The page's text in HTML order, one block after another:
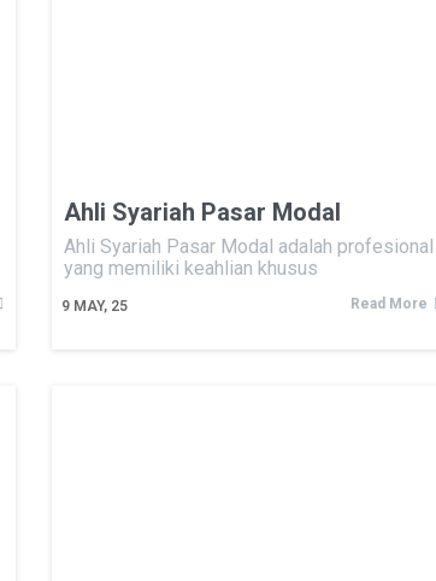
Ahli Syariah Pasar Modal
9 MAY, 25
Ahli Syariah Pasar Modal adalah profesional
yang memiliki keahlian khusus
Read More